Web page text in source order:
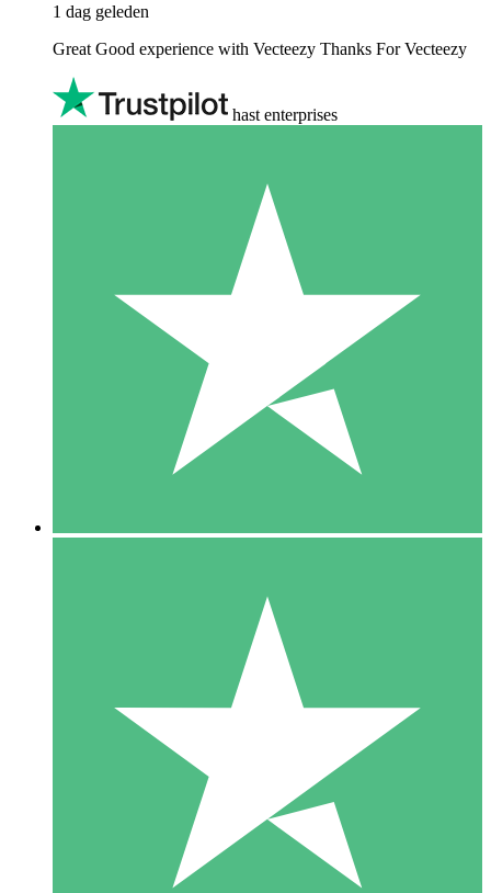
1 dag geleden
Great Good experience with Vecteezy Thanks For Vecteezy
hast enterprises